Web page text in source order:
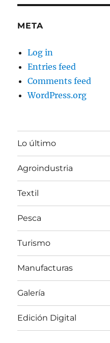
META
Log in
Entries feed
Comments feed
WordPress.org
Lo último
Agroindustria
Textil
Pesca
Turismo
Manufacturas
Galería
Edición Digital